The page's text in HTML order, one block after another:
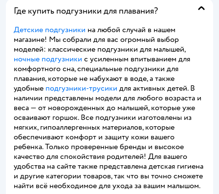
Где купить подгузники для плавания?
Детские подгузники на любой случай в нашем
магазине! Мы собрали для вас огромный выбор
моделей: классические подгузники для малышей,
ночные подгузники с усиленным впитыванием для
комфортного сна, специальные подгузники для
плавания, которые не набухают в воде, а также
удобные подгузники-трусики для активных детей. В
наличии представлены модели для любого возраста и
веса — от новорожденных до малышей, которые уже
осваивают горшок. Все подгузники изготовлены из
мягких, гипоаллергенных материалов, которые
обеспечивают комфорт и защиту кожи вашего
ребенка. Только проверенные бренды и высокое
качество для спокойствия родителей! Для вашего
удобства на сайте также представлена детская гигиена
и другие категории товаров, так что вы точно сможете
найти всё необходимое для ухода за вашим малышом.